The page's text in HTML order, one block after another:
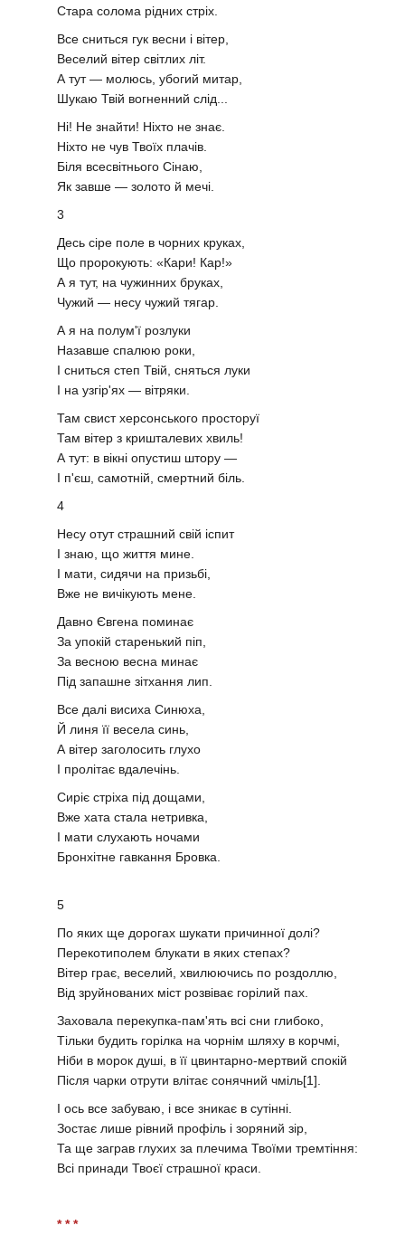
Стара солома рідних стріх.
Все сниться гук весни і вітер,
Веселий вітер світлих літ.
А тут — молюсь, убогий митар,
Шукаю Твій вогненний слід...
Hi! He знайти! Ніхто не знає.
Ніхто не чув Твоїх плачів.
Біля всесвітнього Сінаю,
Як завше — золото й мечі.
3
Десь сіре поле в чорних круках,
Що пророкують: «Кари! Кар!»
А я тут, на чужинних бруках,
Чужий — несу чужий тягар.
А я на полум'ї розлуки
Назавше спалюю роки,
І сниться степ Твій, сняться луки
І на узгір'ях — вітряки.
Там свист херсонського просторуї
Там вітер з кришталевих хвиль!
А тут: в вікні опустиш штору —
І п'єш, самотній, смертний біль.
4
Несу отут страшний свій іспит
І знаю, що життя мине.
І мати, сидячи на призьбі,
Вже не вичікують мене.
Давно Євгена поминає
За упокій старенький піп,
За весною весна минає
Під запашне зітхання лип.
Все далі висиха Синюха,
Й линя її весела синь,
А вітер заголосить глухо
І пролітає вдалечінь.
Сиріє стріха під дощами,
Вже хата стала нетривка,
І мати слухають ночами
Бронхітне гавкання Бровка.
5
По яких ще дорогах шукати причинної долі?
Перекотиполем блукати в яких степах?
Вітер грає, веселий, хвилюючись по роздоллю,
Від зруйнованих міст розвіває горілий пах.
Заховала перекупка-пам'ять всі сни глибоко,
Тільки будить горілка на чорнім шляху в корчмі,
Ніби в морок душі, в її цвинтарно-мертвий спокій
Після чарки отрути влітає сонячний чміль[1].
І ось все забуваю, і все зникає в сутінні.
Зостає лише рівний профіль і зоряний зір,
Та ще заграв глухих за плечима Твоїми тремтіння:
Всі принади Твоєї страшної краси.
* * *